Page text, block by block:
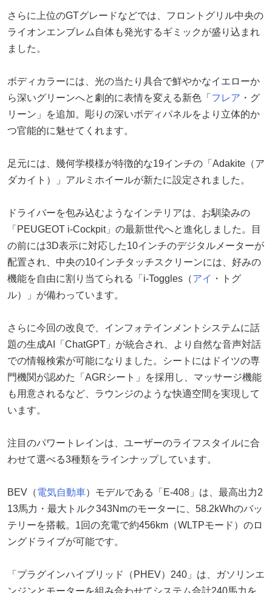
さらに上位のGTグレードなどでは、フロントグリル中央の
ライオンエンブレム自体も発光するギミックが盛り込まれ
ました。
ボディカラーには、光の当たり具合で鮮やかなイエローか
ら深いグリーンへと劇的に表情を変える新色「 フレア ・グ
リーン」を追加。彫りの深いボディパネルをより立体的か
つ官能的に魅せてくれます。
足元には、幾何学模様が特徴的な19インチの「Adakite（ア
ダカイト）」アルミホイールが新たに設定されました。
ドライバーを包み込むようなインテリアは、お馴染みの
「PEUGEOT i-Cockpit」の最新世代へと進化しました。目
の前には3D表示に対応した10インチのデジタルメーターが
配置され、中央の10インチタッチスクリーンには、好みの
機能を自由に割り当てられる「i-Toggles（アイ ・トグ
ル）」が備わっています。
さらに今回の改良で、インフォテインメントシステムに話
題の生成AI「ChatGPT」が統合され、より自然な音声対話
での情報検索が可能になりました。シートにはドイツの専
門機関が認めた「AGRシート」を採用し、マッサージ機能
も用意されるなど、ラウンジのような快適空間を実現して
います。
注目のパワートレインは、ユーザーのライフスタイルに合
わせて選べる3種類をラインナップしています。
BEV（電気自動車）モデルである「E-408」は、最高出力2
13馬力・最大トルク343Nmのモーターに、58.2kWhのバッ
テリーを搭載。1回の充電で約456km（WLTPモード）のロ
ングドライブが可能です。
「プラグインハイブリッド（PHEV）240」は、ガソリンエ
ンジンとモーターを組み合わせてシステム合計240馬力を